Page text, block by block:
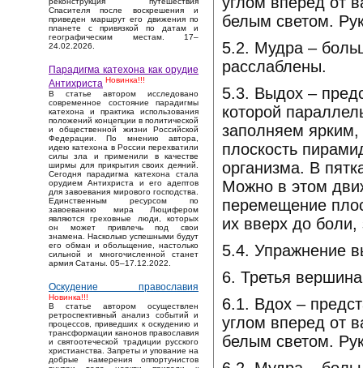
Спасителя после воскрешения и
приведен маршрут его движения по
планете с привязкой по датам и
географическим местам. 17–
24.02.2026.
Парадигма катехона как орудие
Антихриста Новинка!!!
В статье автором исследовано
современное состояние парадигмы
катехона и практика использования
положений концепции в политической
и общественной жизни Российской
Федерации. По мнению автора,
идею катехона в России перехватили
силы зла и применили в качестве
ширмы для прикрытия своих деяний.
Сегодня парадигма катехона стала
орудием Антихриста и его адептов
для завоевания мирового господства.
Единственным ресурсом по
завоеванию мира Люцифером
являются греховные люди, которых
он может привлечь под свои
знамена. Насколько успешными будут
его обман и обольщение, настолько
сильной и многочисленной станет
армия Сатаны. 05–17.12.2022.
Оскудение православия
Новинка!!!
В статье автором осуществлен
ретроспективный анализ событий и
процессов, приведших к оскудению и
трансформации канонов православия
и святоотеческой традиции русского
христианства. Запреты и упование на
добрые намерения оппортунистов
белым светом.
5.2. Мудра –
расслаблены.
5.3. Выдох –
которой
заполняем
плоскость
организма. В
Можно в этом
перемещение
их вверх до боли,
5.4. Упражнение
6. Третья
6.1. Вдох –
углом вперед от
белым светом.